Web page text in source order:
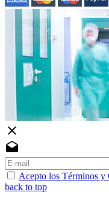
close
drafts
Acepto los Términos y
back to top